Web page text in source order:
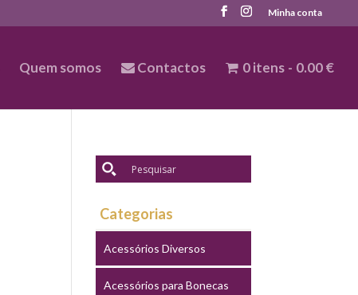
Minha conta
Quem somos Contactos 0 itens 0.00 €
Categorias
Acessórios Diversos
Acessórios para Bonecas